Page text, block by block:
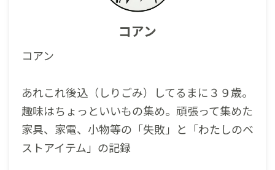
コアン
コアン
あれこれ後込（しりごみ）してるまに３９歳。
趣味はちょっといいもの集め。頑張って集めた
家具、家電、小物等の「失敗」と「わたしのベ
ストアイテム」の記録